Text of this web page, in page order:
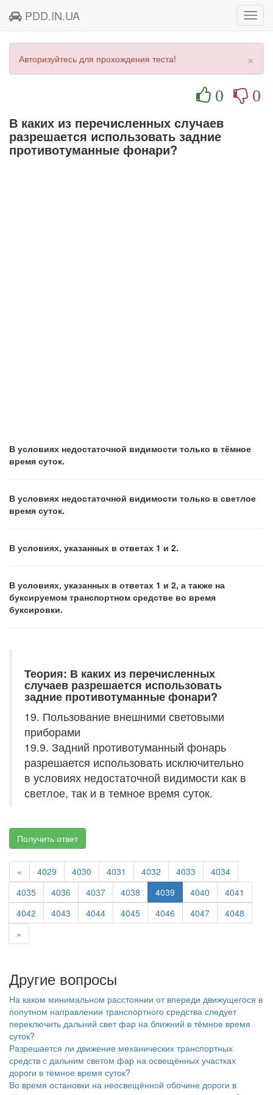
PDD.IN.UA
×
Авторизуйтесь для прохождения теста!
0 0
В каких из перечисленных случаев
разрешается использовать задние
противотуманные фонари?
В условиях недостаточной видимости только в тёмное
время суток.
В условиях недостаточной видимости только в светлое
время суток.
В условиях, указанных в ответах 1 и 2.
В условиях, указанных в ответах 1 и 2, а также на
буксируемом транспортном средстве во время
буксировки.
Теория: В каких из перечисленных
случаев разрешается использовать
задние противотуманные фонари?
19. Пользование внешними световыми
приборами
19.9. Задний противотуманный фонарь
разрешается использовать исключительно
в условиях недостаточной видимости как в
светлое, так и в темное время суток.
Получить ответ
« 4029 4030 4031 4032 4033
4034
4035
4036 4037 4038 4039 4040
4041
4042
4043 4044 4045 4046 4047
4048
»
Другие вопросы
На каком минимальном расстоянии от впереди движущегося в
попутном направлении транспортного средства следует
переключить дальний свет фар на ближний в тёмное время
суток?
Разрешается ли движение механических транспортных
средств с дальним светом фар на освещённых участках
дороги в тёмное время суток?
Во время остановки на неосвещённой обочине дороги в